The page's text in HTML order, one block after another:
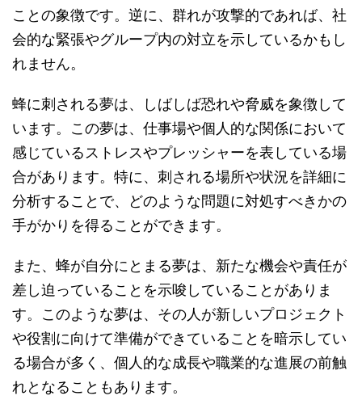
ことの象徴です。逆に、群れが攻撃的であれば、社
会的な緊張やグループ内の対立を示しているかもし
れません。
蜂に刺される夢は、しばしば恐れや脅威を象徴して
います。この夢は、仕事場や個人的な関係において
感じているストレスやプレッシャーを表している場
合があります。特に、刺される場所や状況を詳細に
分析することで、どのような問題に対処すべきかの
手がかりを得ることができます。
また、蜂が自分にとまる夢は、新たな機会や責任が
差し迫っていることを示唆していることがありま
す。このような夢は、その人が新しいプロジェクト
や役割に向けて準備ができていることを暗示してい
る場合が多く、個人的な成長や職業的な進展の前触
れとなることもあります。